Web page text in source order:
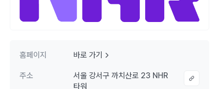
홈페이지 바로 가기
주소
서울 강서구 까치산로 23 NHR
타워